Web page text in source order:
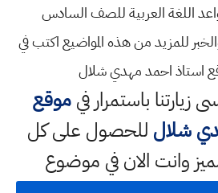
اللغة العربية للصف السادس
والخبر للمزيد من هذه المواضيع اكتب في
استاذ احمد مهدي شلال
زيارتنا باستمرار فيموقع
شلال للحصول على كل
وانت الان في موضوع